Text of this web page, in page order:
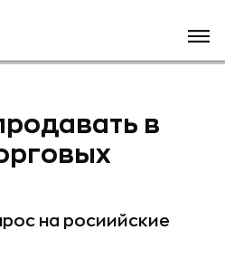
в
на росиийские